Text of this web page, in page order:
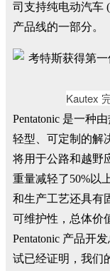
司支持纯电动汽车
产品线的一部分。
Kautex
Pentatonic 是一种
轻型、可定制的解
将用于公路和越野
重量减轻了50%以
和生产工艺还具有
可维护性，总体价
Pentatonic 产品开
试已经证明，我们